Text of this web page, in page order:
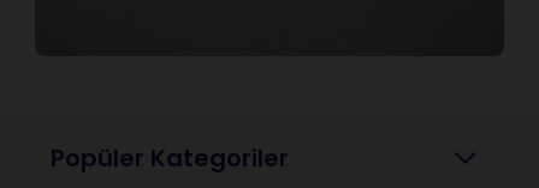
Popüler Kategoriler